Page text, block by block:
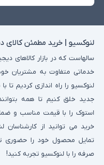
لنوکسیو | خرید مطمئن کالای
سالهاست که در بازار کالاهای
خدماتی متفاوت به مشتریان
لنوکسیو را راه اندازی کردیم تا
جدید خلق کنیم تا همه
استوک را با قیمت مناسب و
خرید می توانید از
تمایل محصول خود را حضوری
صرفه را با لنوکسیو تجربه کنید!